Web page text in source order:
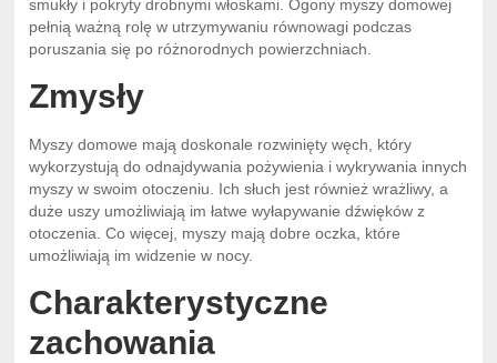
smukły i pokryty drobnymi włoskami. Ogony myszy domowej
pełnią ważną rolę w utrzymywaniu równowagi podczas
poruszania się po różnorodnych powierzchniach.
Zmysły
Myszy domowe mają doskonale rozwinięty węch, który
wykorzystują do odnajdywania pożywienia i wykrywania innych
myszy w swoim otoczeniu. Ich słuch jest również wrażliwy, a
duże uszy umożliwiają im łatwe wyłapywanie dźwięków z
otoczenia. Co więcej, myszy mają dobre oczka, które
umożliwiają im widzenie w nocy.
Charakterystyczne
zachowania